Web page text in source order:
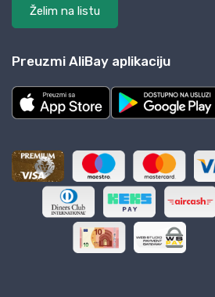
Želim na listu
Preuzmi AliBay aplikaciju